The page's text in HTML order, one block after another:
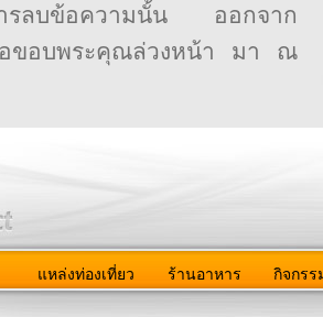
ารลบข้อความนั้น ออกจาก
ขอบพระคุณล่วงหน้า มา ณ
แหล่งท่องเที่ยว ร้านอาหาร กิจกรร